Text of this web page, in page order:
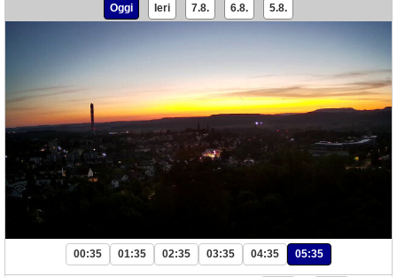
Oggi Ieri 7.8. 6.8. 5.8.
00:35 01:35 02:35 03:35 04:35 05:35